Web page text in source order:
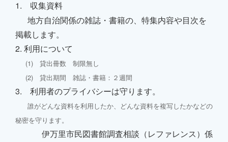
1. 収集資料
地方自治関係の雑誌・書籍の、特集内容や目次を
掲載します。
2. 利用について
(1) 貸出冊数 制限無し
(2) 貸出期間 雑誌・書籍：２週間
3. 利用者のプライバシーは守ります。
誰がどんな資料を利用したか、どんな資料を複写したかなどの
秘密を守ります。
伊万里市民図書館調査相談（レファレンス）係